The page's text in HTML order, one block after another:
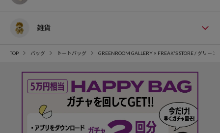
雑貨
TOP バッグ トートバッグ GREENROOM GALLERY × FREAK'S STORE / グリー